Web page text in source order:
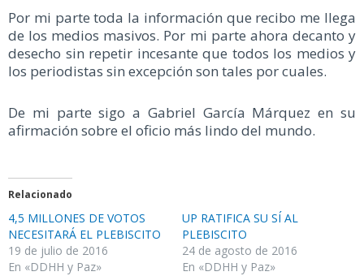
Por mi parte toda la información que recibo me llega
de los medios masivos. Por mi parte ahora decanto y
desecho sin repetir incesante que todos los medios y
los periodistas sin excepción son tales por cuales.
De mi parte sigo a Gabriel García Márquez en su
afirmación sobre el oficio más lindo del mundo.
Relacionado
4,5 MILLONES DE VOTOS
NECESITARÁ EL PLEBISCITO
19 de julio de 2016
En «DDHH y Paz»
UP RATIFICA SU SÍ AL
PLEBISCITO
24 de agosto de 2016
En «DDHH y Paz»